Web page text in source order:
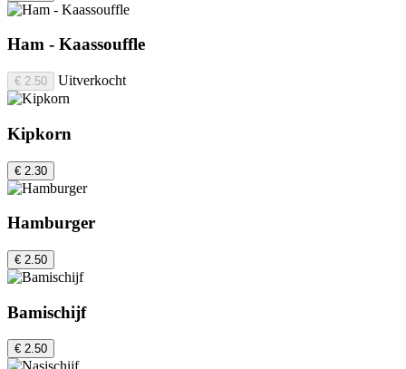
Ham - Kaassouffle
€ 2.50 Uitverkocht
Kipkorn
€ 2.30
Hamburger
€ 2.50
Bamischijf
€ 2.50